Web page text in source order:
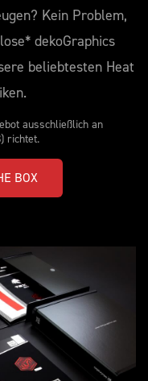
Kein Problem,
dekoGraphics
beliebtesten Heat
ausschließlich an
richtet.
BOX